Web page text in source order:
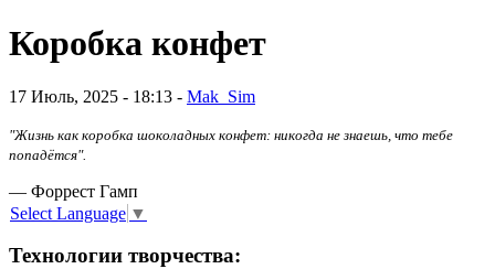
Коробка конфет
17 Июль, 2025 - 18:13 - Mak_Sim
"Жизнь как коробка шоколадных конфет: никогда не знаешь, что тебе
попадётся".
— Форрест Гамп
Select Language ▼
Технологии творчества: